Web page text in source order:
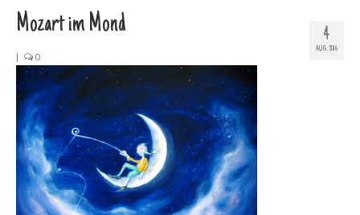
Über mich
Biblisch
Engel und Geflügelte
Gemälde
Geschnitzte
Gezeichnete
4
AUG. 2016
Mozart im Mond
| 0